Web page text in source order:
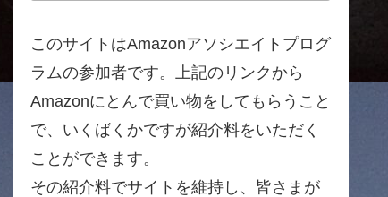
このサイトはAmazonアソシエイトプログ
ラムの参加者です。上記のリンクから
Amazonにとんで買い物をしてもらうこと
で、いくばくかですが紹介料をいただく
ことができます。
その紹介料でサイトを維持し、皆さまが